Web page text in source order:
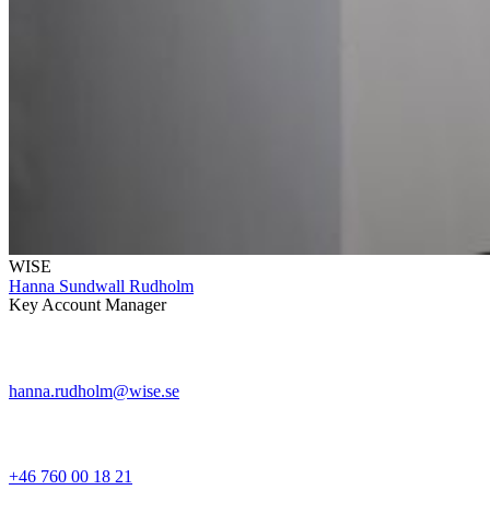
WISE
Hanna Sundwall Rudholm
Key Account Manager
hanna.rudholm@wise.se
+46 760 00 18 21